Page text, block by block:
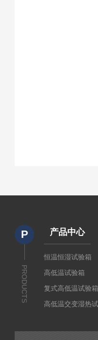
P
PRODUCTS
产品中心
恒温恒湿试验箱
高低温试验箱
复式高低温试验箱
高低温交变湿热